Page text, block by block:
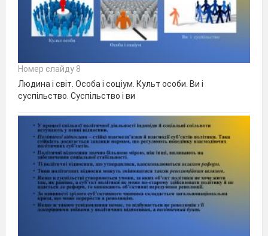
Номер слайду 8
Людина і світ. Особа і соціум. Культ особи. Ви і
суспільство. Суспільство і ви